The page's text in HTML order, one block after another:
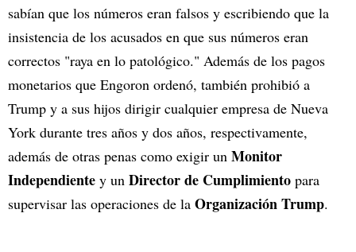
sabían que los números eran falsos y escribiendo que la
insistencia de los acusados en que sus números eran
correctos "raya en lo patológico." Además de los pagos
monetarios que Engoron ordenó, también prohibió a
Trump y a sus hijos dirigir cualquier empresa de Nueva
York durante tres años y dos años, respectivamente,
además de otras penas como exigir un Monitor
Independiente y un Director de Cumplimiento para
supervisar las operaciones de la Organización Trump.